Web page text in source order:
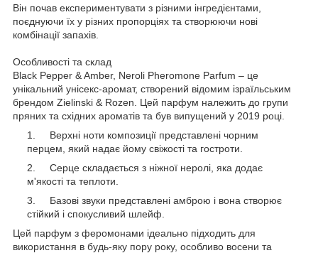
Він почав експериментувати з різними інгредієнтами,
поєднуючи їх у різних пропорціях та створюючи нові
комбінації запахів.
Особливості та склад
Black Pepper & Amber, Neroli Pheromone Parfum – це
унікальний унісекс-аромат, створений відомим ізраїльським
брендом Zielinski & Rozen. Цей парфум належить до групи
пряних та східних ароматів та був випущений у 2019 році.
Верхні ноти композиції представлені чорним
перцем, який надає йому свіжості та гостроти.
Серце складається з ніжної неролі, яка додає
м'якості та теплоти.
Базові звуки представлені амброю і вона створює
стійкий і спокусливий шлейф.
Цей парфум з феромонами ідеально підходить для
використання в будь-яку пору року, особливо восени та